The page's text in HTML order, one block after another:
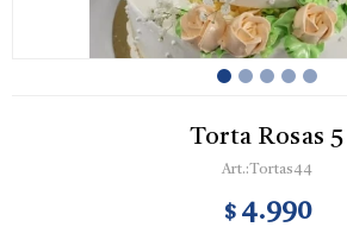
Torta Rosas 5
Tortas44
$ 4.990